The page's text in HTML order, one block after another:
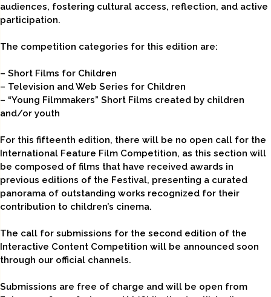
audiences, fostering cultural access, reflection, and active
participation.
The competition categories for this edition are:
– Short Films for Children
– Television and Web Series for Children
– “Young Filmmakers” Short Films created by children
and/or youth
For this fifteenth edition, there will be no open call for the
International Feature Film Competition, as this section will
be composed of films that have received awards in
previous editions of the Festival, presenting a curated
panorama of outstanding works recognized for their
contribution to children’s cinema.
The call for submissions for the second edition of the
Interactive Content Competition will be announced soon
through our official channels.
Submissions are free of charge and will be open from